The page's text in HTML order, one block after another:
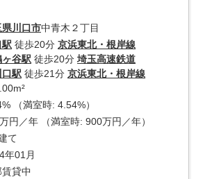
県川口市中青木２丁目
駅 徒歩20分 京浜東北・根岸線
谷駅 徒歩20分 埼玉高速鉄道
駅 徒歩21分 京浜東北・根岸線
（満室時: 4.54%）
円／年 （満室時: 900万円／年）
て
年01月
貸中